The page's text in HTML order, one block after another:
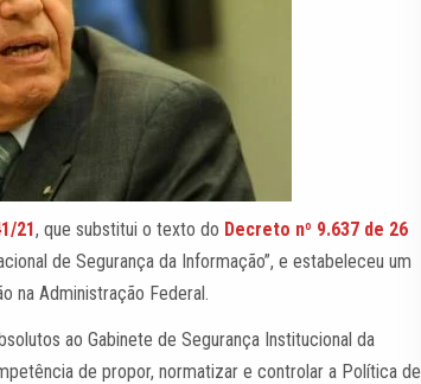
21, que substitui o texto do Decreto nº 9.637 de 26
de Segurança da Informação”, e estabeleceu um
na Administração Federal.
ao Gabinete de Segurança Institucional da
de propor, normatizar e controlar a Política de